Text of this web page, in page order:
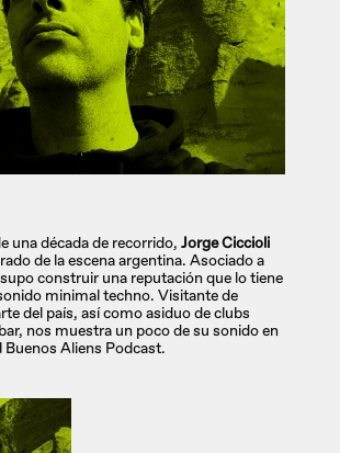
una década de recorrido, Jorge Ciccioli
de la escena argentina. Asociado a
construir una reputación que lo tiene
minimal techno. Visitante de
del país, así como asiduo de clubs
nos muestra un poco de su sonido en
Buenos Aliens Podcast.